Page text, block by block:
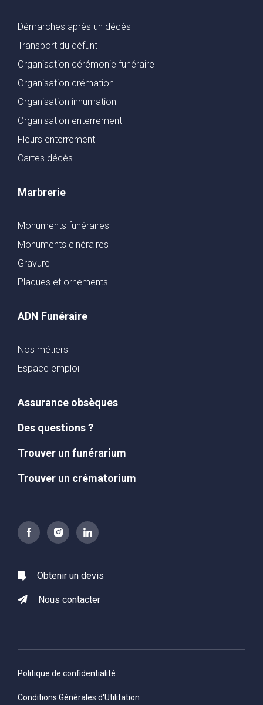
Démarches après un décès
Transport du défunt
Organisation cérémonie funéraire
Organisation crémation
Organisation inhumation
Organisation enterrement
Fleurs enterrement
Cartes décès
Marbrerie
Monuments funéraires
Monuments cinéraires
Gravure
Plaques et ornements
ADN Funéraire
Nos métiers
Espace emploi
Assurance obsèques
Des questions ?
Trouver un funérarium
Trouver un crématorium
Obtenir un devis
Nous contacter
Politique de confidentialité
Conditions Générales d'Utilitation